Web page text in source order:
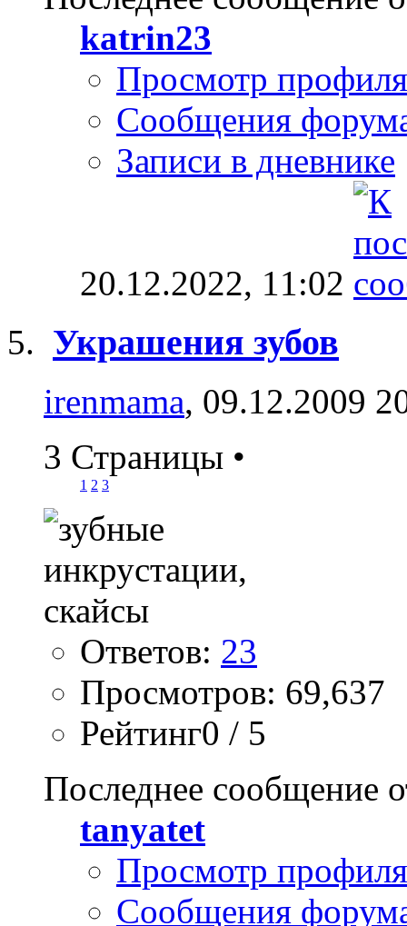
katrin23
Просмотр профиля
Сообщения
Записи в дневнике
20.12.2022, 11:02
Украшения зубов
irenmama, 09.12.2009
3 Страницы •
1 2 3
Ответов: 23
Просмотров: 69,637
Рейтинг0 / 5
Последнее сообщение
tanyatet
Просмотр профиля
Сообщения